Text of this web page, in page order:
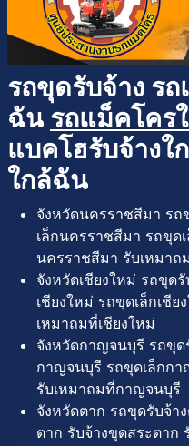
รถขุดรับจ้าง ร
ฉัน รถแม็คโคร
แบคโฮรับจ้างใ
ใกล้ฉัน
จังหวัดนครราชสีมา ร
เล็กนครราชสีมา รถขุด
นครราชสีมา รับเหมา
จังหวัดเชียงใหม่ รถขุด
เชียงใหม่ รถขุดเล็กเชี
เหมาถมที่เชียงใหม่
จังหวัดกาญจนบุรี รถขุด
กาญจนบุรี รถขุดเล็กก
รับเหมาถมที่กาญจนบุรี
จังหวัดตาก รถขุดรับจ้า
ตาก รับจ้างขุดสระตาก